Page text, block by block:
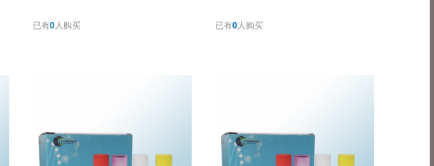
已有0人购买 已有0人购买